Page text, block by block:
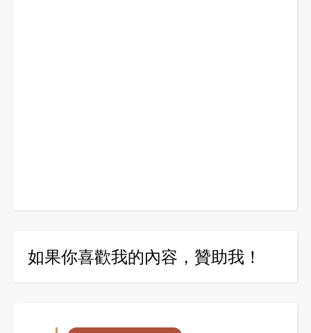
如果你喜歡我的內容，贊助我！